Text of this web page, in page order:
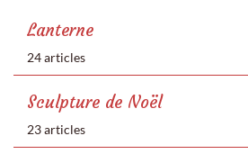
Lanterne
24 articles
Sculpture de Noël
23 articles